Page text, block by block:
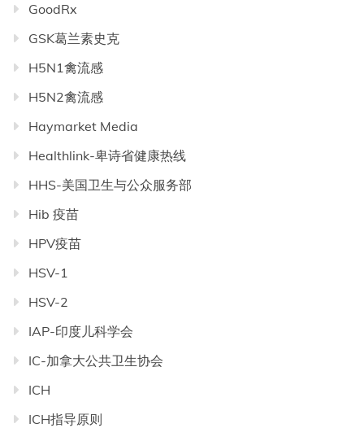
GoodRx
GSK葛兰素史克
H5N1禽流感
H5N2禽流感
Haymarket Media
Healthlink-卑诗省健康热线
HHS-美国卫生与公众服务部
Hib 疫苗
HPV疫苗
HSV-1
HSV-2
IAP-印度儿科学会
IC-加拿大公共卫生协会
ICH
ICH指导原则